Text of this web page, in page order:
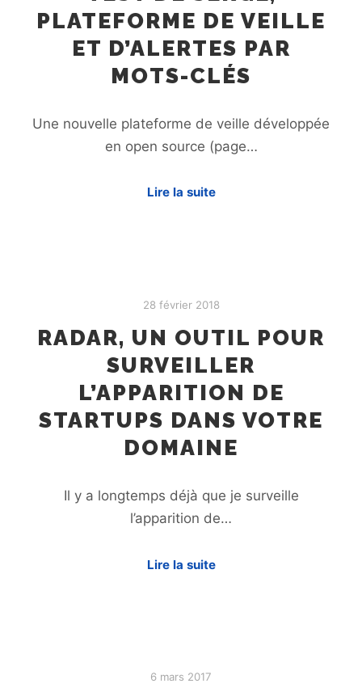
PLATEFORME DE VEILLE
ET D’ALERTES PAR
MOTS-CLÉS
Une nouvelle plateforme de veille développée
en open source (page…
Lire la suite
28 février 2018
RADAR, UN OUTIL POUR
SURVEILLER
L’APPARITION DE
STARTUPS DANS VOTRE
DOMAINE
Il y a longtemps déjà que je surveille
l’apparition de…
Lire la suite
6 mars 2017